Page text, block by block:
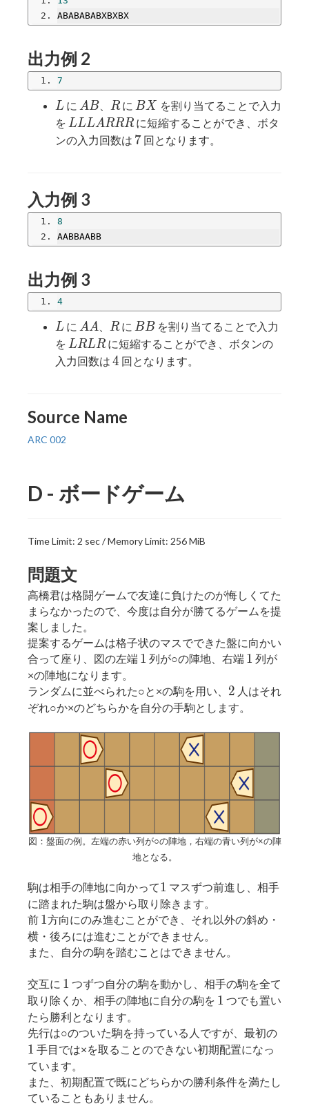
ABABABABXBXBX
出力例 2
7
L
L に AB
AB、 R
Rに BX
BX を割り当てることで入力
を LLLARRR
LLLARRRに短縮することができ、ボタ
ンの入力回数は 7
7 回となります。
入力例 3
8
AABBAABB
出力例 3
4
L
L に AA
AA R
R に BB
BB を割り当てることで入力
を LRLR
LRLR に短縮することができ、ボタンの
入力回数は 4
4 回となります。
Source Name
ARC 002
D - ボードゲーム
Time Limit: 2 sec / Memory Limit: 256 MiB
問題文
高橋君は格闘ゲームで友達に負けたのが悔しくてた
まらなかったので、今度は自分が勝てるゲームを提
案しました。
提案するゲームは格子状のマスでできた盤に向かい
合って座り、図の左端 1
1 列が○の陣地、右端 1
1 列が
×の陣地になります。
ランダムに並べられた○と×の駒を用い、 2
2 人はそれ
ぞれ○か×のどちらかを自分の手駒とします。
図：盤面の例。左端の赤い列が○の陣地，右端の青い列が×の陣
地となる。
駒は相手の陣地に向かって1
1 マスずつ前進し、相手
に踏まれた駒は盤から取り除きます。
前 1
1方向にのみ進むことができ、それ以外の斜め・
横・後ろには進むことができません。
また、自分の駒を踏むことはできません。
交互に 1
1 つずつ自分の駒を動かし、相手の駒を全て
取り除くか、相手の陣地に自分の駒を 1
1 つでも置い
たら勝利となります。
先行は○のついた駒を持っている人ですが、最初の
1 手目では×を取ることのできない初期配置になっ
ています。
また、初期配置で既にどちらかの勝利条件を満たし
ていることもありません。